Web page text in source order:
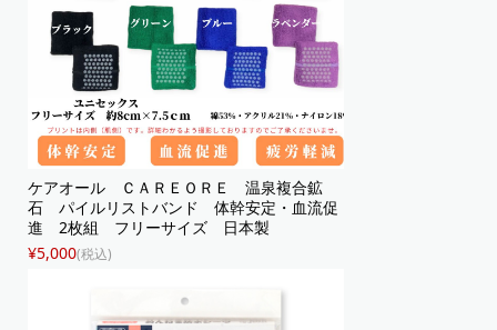
ケアオール ＣＡＲＥＯＲＥ 温泉複合鉱
石 パイルリストバンド 体幹安定・血流促
進 2枚組 フリーサイズ 日本製
¥5,000(税込)